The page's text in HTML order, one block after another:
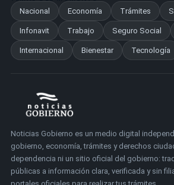
Nacional
Economía Trámites
Infonavit Trabajo Seguro Social
Internacional Bienestar Tecnología
Noticias Gobierno es un medio digital
gobierno, economía, trámites y derechos
dependencia ni un sitio oficial del gobierno:
públicas a información clara, verificada y sin